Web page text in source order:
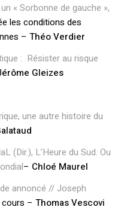
« Sorbonne de gauche »,
les conditions des
– Théo Verdier
: Résister au risque
Gleizes
une autre histoire du
(Dir.), L’Heure du Sud. Ou
– Chloé Maurel
annoncé // Joseph
cours – Thomas Vescovi